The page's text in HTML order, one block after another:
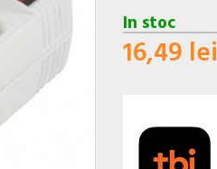
In stoc
16,49 lei